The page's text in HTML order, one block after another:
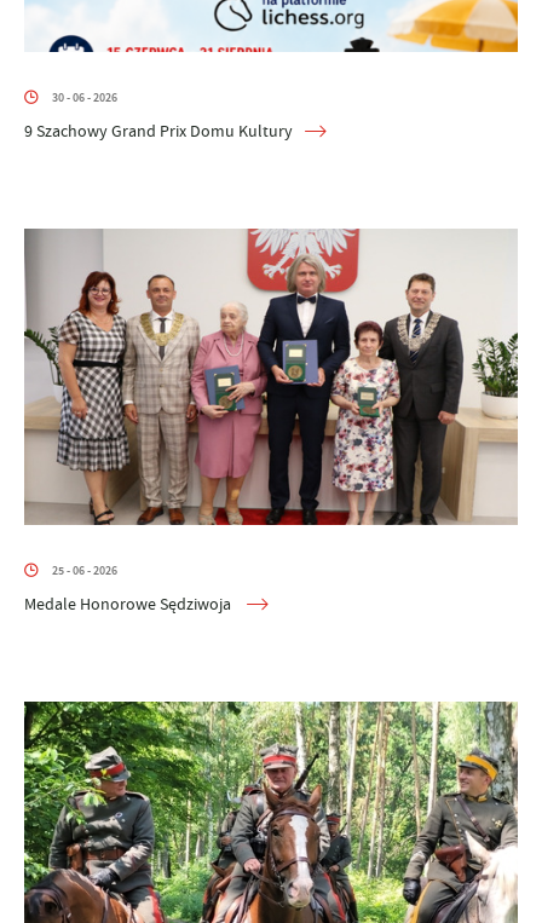
30 - 06 - 2026
9 Szachowy Grand Prix Domu Kultury
25 - 06 - 2026
Medale Honorowe Sędziwoja